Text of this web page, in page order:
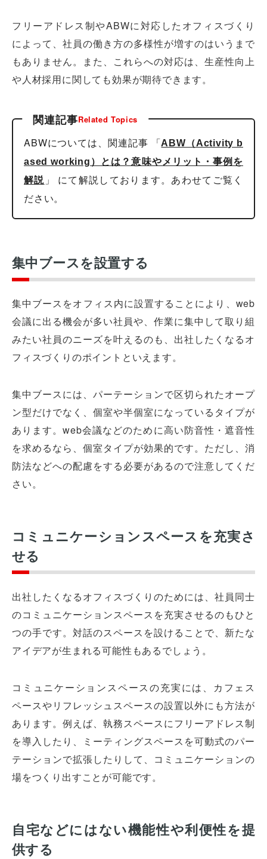
フリーアドレス制やABWに対応したオフィスづくり
によって、社員の働き方の多様性が増すのはいうまで
もありません。また、これらへの対応は、生産性向上
や人材採用に関しても効果が期待できます。
関連記事Related Topics
ABWについては、関連記事 「ABW（Activity b
ased working）とは？意味やメリット・事例を
解説 」 にて解説しております。あわせてご覧く
ださい。
集中ブースを設置する
集中ブースをオフィス内に設置することにより、web
会議に出る機会が多い社員や、作業に集中して取り組
みたい社員のニーズを叶えるのも、出社したくなるオ
フィスづくりのポイントといえます。
集中ブースには、パーテーションで区切られたオープ
ン型だけでなく、個室や半個室になっているタイプが
あります。web会議などのために高い防音性・遮音性
を求めるなら、個室タイプが効果的です。ただし、消
防法などへの配慮をする必要があるので注意してくだ
さい。
コミュニケーションスペースを充実さ
せる
出社したくなるオフィスづくりのためには、社員同士
のコミュニケーションスペースを充実させるのもひと
つの手です。対話のスペースを設けることで、新たな
アイデアが生まれる可能性もあるでしょう。
コミュニケーションスペースの充実には、カフェス
ペースやリフレッシュスペースの設置以外にも方法が
あります。例えば、執務スペースにフリーアドレス制
を導入したり、ミーティングスペースを可動式のパー
テーションで拡張したりして、コミュニケーションの
場をつくり出すことが可能です。
自宅などにはない機能性や利便性を提
供する